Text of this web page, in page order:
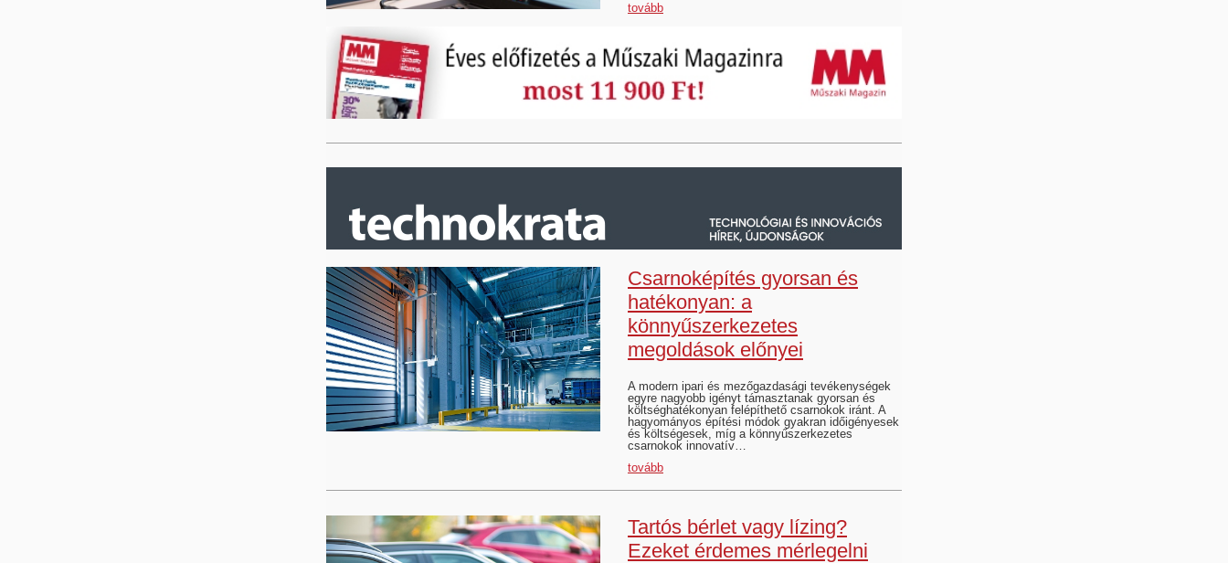
tovább
Csarnoképítés gyorsan és
hatékonyan: a
könnyűszerkezetes
megoldások előnyei
A modern ipari és mezőgazdasági tevékenységek
egyre nagyobb igényt támasztanak gyorsan és
költséghatékonyan felépíthető csarnokok iránt. A
hagyományos építési módok gyakran időigényesek
és költségesek, míg a könnyűszerkezetes
csarnokok innovatív…
tovább
Tartós bérlet vagy lízing?
Ezeket érdemes mérlegelni